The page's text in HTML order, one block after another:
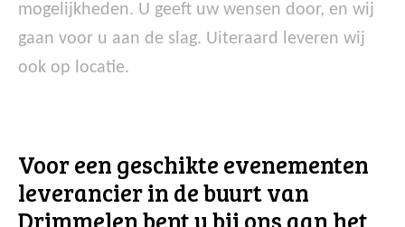
mogelijkheden. U geeft uw wensen door, en wij
gaan voor u aan de slag. Uiteraard leveren wij
ook op locatie.
Voor een geschikte evenementen
leverancier in de buurt van
Drimmelen bent u bij ons aan het